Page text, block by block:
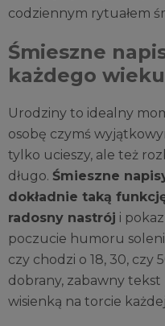
codziennym rytuałem
Śmieszne
każdego wieku
Urodziny to idealny
osobę czymś
tylko ucieszy, ale też
długo. Śmieszne
dokładnie taką
radosny nastrój i
poczucie humoru
czy chodzi o 18, 30,
dobrany, zabawny tekst
wisienką na torcie